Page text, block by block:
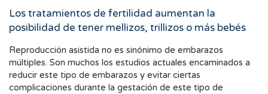
Los tratamientos de fertilidad aumentan la
posibilidad de tener mellizos, trillizos o más bebés
Reproducción asistida no es sinónimo de embarazos
múltiples. Son muchos los estudios actuales encaminados a
reducir este tipo de embarazos y evitar ciertas
complicaciones durante la gestación de este tipo de